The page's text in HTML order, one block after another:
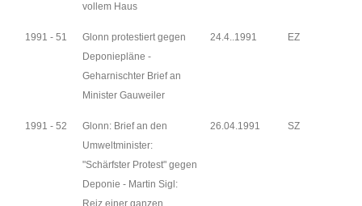
vollem Haus
1991 - 51
Glonn protestiert gegen
Deponiepläne -
Geharnischter Brief an
Minister Gauweiler
24.4..1991 EZ
1991 - 52
Glonn: Brief an den
Umweltminister:
"Schärfster Protest" gegen
Deponie - Martin Sigl:
Reiz einer ganzen
26.04.1991 SZ